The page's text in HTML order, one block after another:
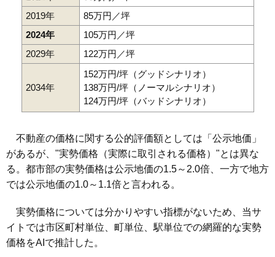
2019年
85万円／坪
2024年
105万円／坪
2029年
122万円／坪
2034年
152万円/坪（グッドシナリオ）
138万円/坪（ノーマルシナリオ）
124万円/坪（バッドシナリオ）
不動産の価格に関する公的評価額としては「公示地価」
があるが、"実勢価格（実際に取引される価格）"とは異な
る。都市部の実勢価格は公示地価の1.5～2.0倍、一方で地方
では公示地価の1.0～1.1倍と言われる。
実勢価格については分かりやすい指標がないため、当サ
イトでは市区町村単位、町単位、駅単位での網羅的な実勢
価格をAIで推計した。